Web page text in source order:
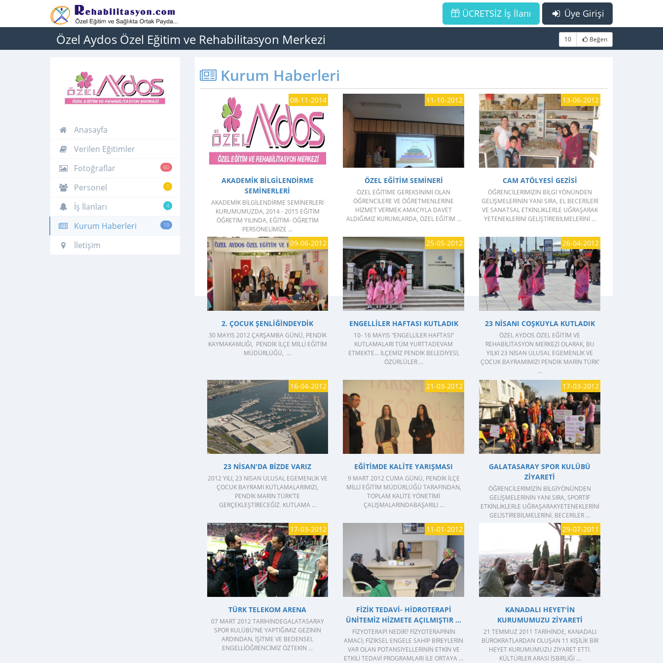
Üye Girişi
ÜCRETSİZ İş İlanı
Özel Aydos Özel Eğitim ve Rehabilitasyon Merkezi 10 Beğen
Anasayfa
Verilen Eğitimler
60
Fotoğraflar
1
Personel
4
İş İlanları
19
Kurum Haberleri
İletişim
Kurum Haberleri
08-11-2014
GÖSTER
AKADEMIK BILGILENDIRME
SEMINERLERI
AKADEMIK BILGILENDIRME SEMINERLERI
KURUMUMUZDA, 2014 - 2015 EĞITIM
ÖĞRETIM YILINDA, EĞITIM- ÖĞRETIM
PERSONELIMIZE ...
11-10-2012
GÖSTER
ÖZEL EĞITIM SEMINERI
ÖZEL EĞITIME GEREKSINIMI OLAN
ÖĞRENCILERE VE ÖĞRETMENLERINE
HIZMET VERMEK AMACIYLA DAVET
ALDIĞIMIZ KURUMLARDA, ÖZEL EĞITIM ...
13-06-2012
GÖSTER
CAM ATÖLYESI GEZISI
ÖĞRENCILERIMIZIN BILGI YÖNÜNDEN
GELIŞMELERININ YANI SIRA, EL BECERILERI
VE SANATSAL ETKINLIKLERLE UĞRAŞARAK
YETENEKLERINI GELIŞTIREBILMELERINI ...
09-06-2012
GÖSTER
2. ÇOCUK ŞENLIĞINDEYDIK
30 MAYIS 2012 ÇARŞAMBA GÜNÜ, PENDIK
KAYMAKAMLIĞI, PENDIK İLÇE MILLI EĞITIM
MÜDÜRLÜĞÜ, ...
25-05-2012
GÖSTER
ENGELLILER HAFTASI KUTLADIK
10- 16 MAYIS “ENGELLILER HAFTASI”
KUTLAMALARI TÜM YURTTADEVAM
ETMEKTE… İLÇEMIZ PENDIK BELEDIYESI,
ÖZÜRLÜLER ...
26-04-2012
GÖSTER
23 NISANI COŞKUYLA KUTLADIK
ÖZEL AYDOS ÖZEL EĞITIM VE
REHABILITASYON MERKEZI OLARAK, BU
YILKI 23 NISAN ULUSAL EGEMENLIK VE
ÇOCUK BAYRAMIMIZI PENDIK MARIN TÜRK’
...
16-04-2012
GÖSTER
23 NISAN'DA BIZDE VARIZ
2012 YILI, 23 NISAN ULUSAL EGEMENLIK VE
ÇOCUK BAYRAMI KUTLAMALARIMIZI,
PENDIK MARIN TÜRK’TE
GERÇEKLEŞTIRECEĞIZ. KUTLAMA ...
21-03-2012
GÖSTER
EĞITIMDE KALITE YARIŞMASI
9 MART 2012 CUMA GÜNÜ, PENDIK İLÇE
MILLI EĞITIM MÜDÜRLÜĞÜ TARAFINDAN,
TOPLAM KALITE YÖNETIMI
ÇALIŞMALARINDABAŞARILI ...
17-03-2012
GÖSTER
GALATASARAY SPOR KULÜBÜ
ZIYARETI
ÖĞRENCILERIMIZIN BILGIYÖNÜNDEN
GELIŞMELERININ YANI SIRA, SPORTIF
ETKINLIKLERLE UĞRAŞARAKYETENEKLERINI
GELIŞTIREBILMELERINI, BECERILER ...
17-03-2012
GÖSTER
TÜRK TELEKOM ARENA
07 MART 2012 TARIHINDEGALATASARAY
SPOR KULÜBÜ’NE YAPTIĞIMIZ GEZININ
ARDINDAN, IŞITME VE BEDENSEL
ENGELLIÖĞRENCIMIZ ÖZTEKIN ...
11-01-2012
GÖSTER
FIZIK TEDAVI- HIDROTERAPI
ÜNITEMIZ HIZMETE AÇILMIŞTIR ...
FİZYOTERAPİ NEDİR? FIZYOTERAPININ
AMACI; FIZIKSEL ENGELE SAHIP BIREYLERIN
VAR OLAN POTANSIYELLERININ ETKIN VE
ETKILI TEDAVI PROGRAMLARI ILE ORTAYA ...
29-07-2011
GÖSTER
KANADALI HEYET'IN
KURUMUMUZU ZIYARETI
21 TEMMUZ 2011 TARIHINDE, KANADALI
BÜROKRATLARDAN OLUŞAN 11 KIŞILIK BIR
HEYET KURUMUMUZU ZIYARET ETTI.
KÜLTÜRLER ARASI IŞBIRLIĞI ...